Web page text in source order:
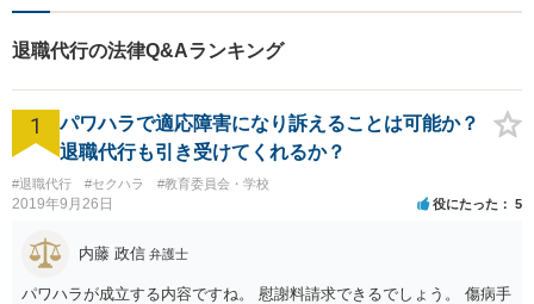
たら、お気軽にご相談くださ
い！【毎日対応◎】
退職代行の法律Q&Aランキング
1
パワハラで適応障害になり訴えることは可能か？
退職代行も引き受けてくれるか？
#退職代行 #セクハラ #教育委員会・学校
2019年9月26日 役にたった 5
内藤 政信 弁護士
パワハラが成立する内容ですね。 慰謝料請求できるでしょう。 傷病手